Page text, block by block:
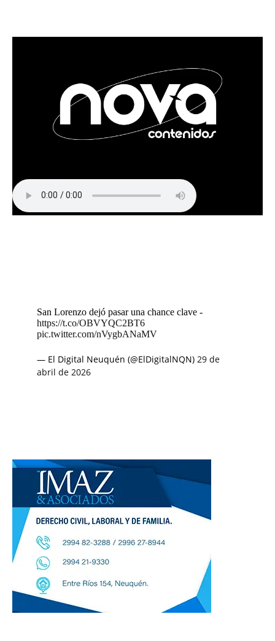
San Lorenzo dejó pasar una chance clave -
https://t.co/OBVYQC2BT6
pic.twitter.com/nVygbANaMV
— El Digital Neuquén (@ElDigitalNQN) 29 de
abril de 2026